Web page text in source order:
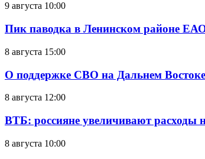
9 августа 10:00
Пик паводка в Ленинском районе
8 августа 15:00
О поддержке СВО на Дальнем
8 августа 12:00
ВТБ: россияне увеличивают расходы
8 августа 10:00